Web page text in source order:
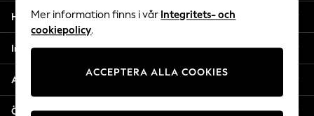
Trending: Top & Short Sets
Trending: Clogs
All Clothing
Coats & Jackets
Sweatshirts & Hoodies
Hjälp
Integritet & Juridik
Avdelningar
Övriga tjänster
Mer information finns i vår Integritets- och
cookiepolicy.
ACCEPTERA ALLA COOKIES